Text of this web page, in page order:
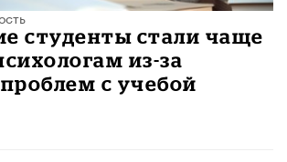
студенты стали чаще
из-за
с учебой